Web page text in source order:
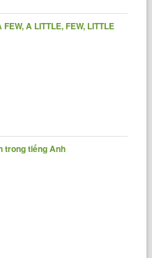
A LITTLE, FEW, LITTLE
trong tiếng Anh